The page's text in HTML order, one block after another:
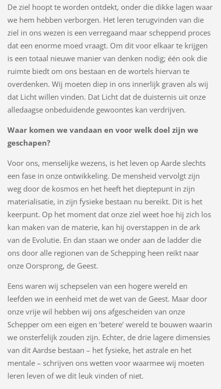
De ziel hoopt te worden ontdekt, onder die dikke lagen waar
we hem hebben verborgen. Het leren terugvinden van die
ziel in ons wezen is een verregaand maar scheppend proces
dat een enorme moed vraagt. Om dit voor elkaar te krijgen
is een totaal nieuwe manier van denken nodig; één ook die
ruimte biedt om ons bestaan en de wortels hiervan te
overdenken. Wij moeten diep in ons innerlijk graven als wij
dat Licht willen vinden. Dat Licht dat de duisternis uit onze
alledaagse onbeduidende gewoontes kan verdrijven.
Waar komen we vandaan en voor welk doel zijn we
geschapen?
Voor ons, menselijke wezens, is het leven op Aarde slechts
een fase in onze ontwikkeling. De mensheid vervolgt zijn
weg door de kosmos en het heeft het dieptepunt in zijn
materialisatie, in zijn fysieke bestaan nu bereikt. Dit is het
keerpunt. Op het moment dat onze ziel weet hoe hij zich los
kan maken van de materie, kan hij overstappen in de ark
van de Evolutie. En dan staan we onder aan de ladder die
ons door alle regionen van de Schepping heen reikt naar
onze Oorsprong, de Geest.
Eens waren wij schepselen van een hogere wereld en
leefden we in eenheid met de wet van de Geest. Maar door
onze vrije wil hebben wij ons afgescheiden van onze
Schepper om een eigen en ‘betere’ wereld te bouwen waarin
we onsterfelijk zouden zijn. Echter, de drie lagere dimensies
van dit Aardse bestaan – het fysieke, het astrale en het
mentale – schrijven ons wetten voor waarmee wij moeten
leren leven of we dit leuk vinden of niet.